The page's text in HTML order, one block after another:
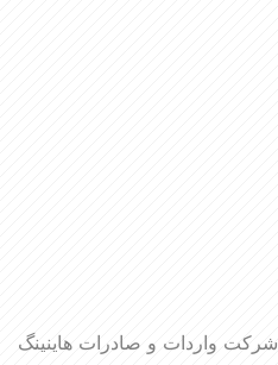
شرکت واردات و صادرات هاینینگ AEM، با مسئولیت